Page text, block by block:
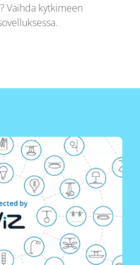
Vaihda kytkimeen